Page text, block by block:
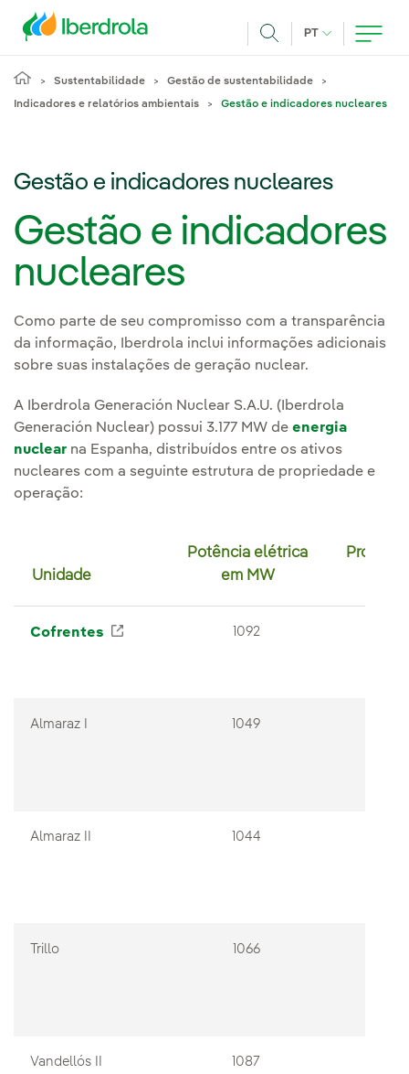
PT IDIOMA ATUAL,
Sustentabilidade Gestão de sustentabilidade
Indicadores e relatórios ambientais Gestão e indicadores nucleares
Gestão e indicadores nucleares
Gestão e indicadores
nucleares
Como parte de seu compromisso com a transparência
da informação, Iberdrola inclui informações adicionais
sobre suas instalações de geração nuclear.
A Iberdrola Generación Nuclear S.A.U. (Iberdrola
Generación Nuclear) possui 3.177 MW de energia
nuclear na Espanha, distribuídos entre os ativos
nucleares com a seguinte estrutura de propriedade e
operação:
Unidade
Potência elétrica
em MW
Cofrentes Enlace externo, se abre en ventana
1092
Almaraz I 1049
Almaraz II 1044
Trillo 1066
Vandellós II 1087